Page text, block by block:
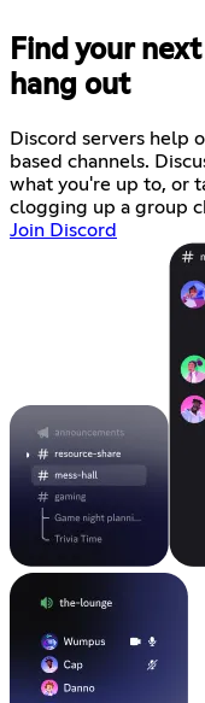
Find your
hang out
Discord servers help
based channels.
what you're up to, or
clogging up a group
Join Discord